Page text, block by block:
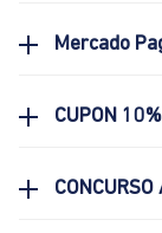
Mercado
CUPON